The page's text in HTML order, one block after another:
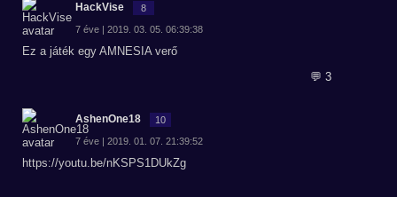
HackVise 8
7 éve | 2019. 03. 05. 06:39:38
Ez a játék egy AMNESIA verő
💬 3
AshenOne18 10
7 éve | 2019. 01. 07. 21:39:52
https://youtu.be/nKSPS1DUkZg